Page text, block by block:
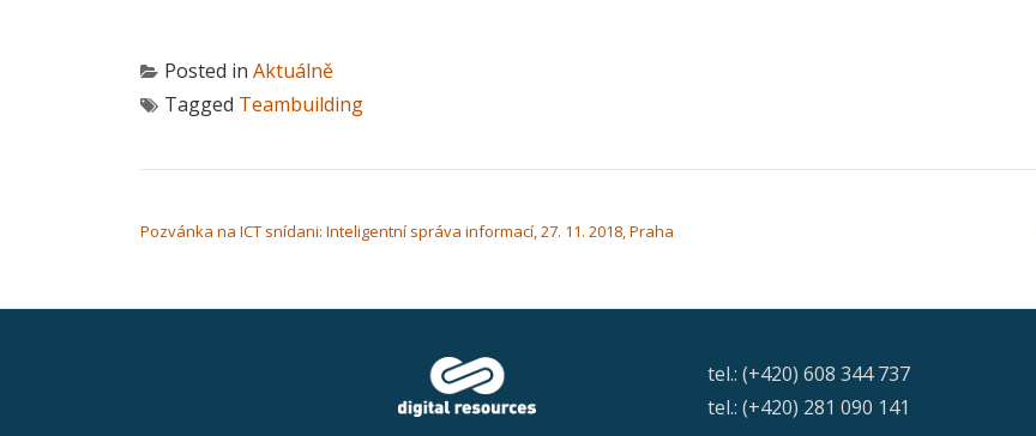
Posted in Aktuálně
Tagged Teambuilding
Pozvánka na ICT snídani: Inteligentní správa informací, 27. 11. 2018, Praha
tel.: (+420) 608 344 737
tel.: (+420) 281 090 141